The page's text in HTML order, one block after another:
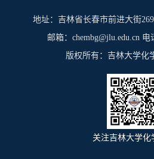
地址：吉林省长春市前进大街
邮箱：chembg@jlu.edu.cn 电
版权所有：吉林大学化
关注吉林大学化